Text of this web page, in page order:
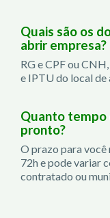
Quais são os
abrir empresa?
RG e CPF ou
e IPTU do local de
Quanto tempo
pronto?
O prazo para você
72h e pode variar
contratado ou